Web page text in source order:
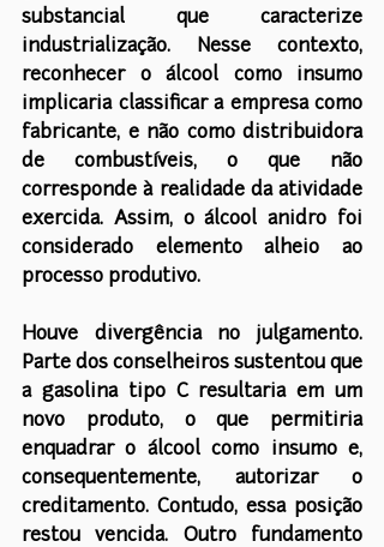
substancial que caracterize
industrialização. Nesse contexto,
reconhecer o álcool como insumo
implicaria classificar a empresa como
fabricante, e não como distribuidora
de combustíveis, o que não
corresponde à realidade da atividade
exercida. Assim, o álcool anidro foi
considerado elemento alheio ao
processo produtivo.
Houve divergência no julgamento.
Parte dos conselheiros sustentou que
a gasolina tipo C resultaria em um
novo produto, o que permitiria
enquadrar o álcool como insumo e,
consequentemente, autorizar o
creditamento. Contudo, essa posição
restou vencida. Outro fundamento